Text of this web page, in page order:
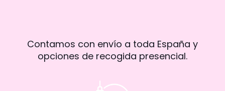
Contamos con envío a toda España y
opciones de recogida presencial.